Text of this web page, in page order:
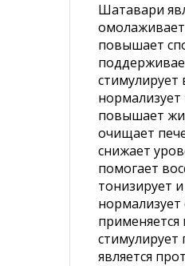
Шатавари
повышает
стимулирует
повышает
очищает
снижает
помогает
тонизирует
является